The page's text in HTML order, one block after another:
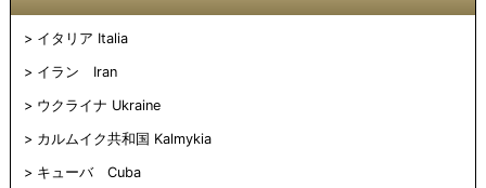
イタリア Italia
イラン Iran
ウクライナ Ukraine
カルムイク共和国 Kalmykia
キューバ Cuba